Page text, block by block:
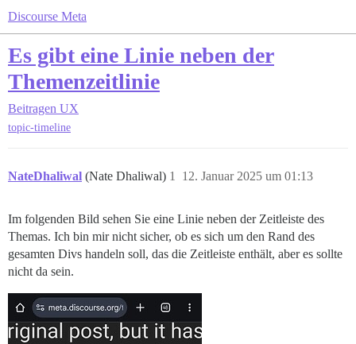
Discourse Meta
Es gibt eine Linie neben der
Themenzeitlinie
Beitragen UX
topic-timeline
NateDhaliwal (Nate Dhaliwal) 12. Januar 2025 um 01:13
1
Im folgenden Bild sehen Sie eine Linie neben der Zeitleiste des
Themas. Ich bin mir nicht sicher, ob es sich um den Rand des
gesamten Divs handeln soll, das die Zeitleiste enthält, aber es sollte
nicht da sein.